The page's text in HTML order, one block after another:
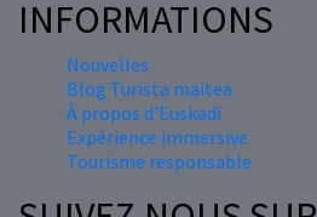
INFORMATIONS
Nouvelles
Blog Turista maitea
À propos d'Euskadi
Expérience immersive
Tourisme responsable